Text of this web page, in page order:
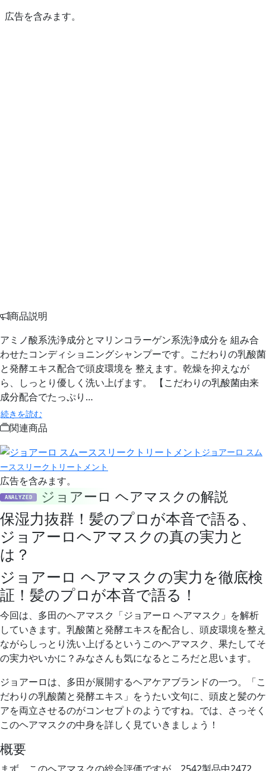
広告を含みます。
商品説明
アミノ酸系洗浄成分とマリンコラーゲン系洗浄成分を 組み合
わせたコンディショニングシャンプーです。こだわりの乳酸菌
と発酵エキス配合で頭皮環境を 整えます。乾燥を抑えなが
ら、しっとり優しく洗い上げます。 【こだわりの乳酸菌由来
成分配合でたっぷり…
続きを読む
関連商品
ジョアーロ スム
ーススリークトリートメント
広告を含みます。
ANALYZED ジョアーロ ヘアマスクの解説
保湿力抜群！髪のプロが本音で語る、
ジョアーロヘアマスクの真の実力と
は？
ジョアーロ ヘアマスクの実力を徹底検
証！髪のプロが本音で語る！
今回は、多田のヘアマスク「ジョアーロ ヘアマスク」を解析
していきます。乳酸菌と発酵エキスを配合し、頭皮環境を整え
ながらしっとり洗い上げるというこのヘアマスク、果たしてそ
の実力やいかに？みなさんも気になるところだと思います。
ジョアーロは、多田が展開するヘアケアブランドの一つ。「こ
だわりの乳酸菌と発酵エキス」をうたい文句に、頭皮と髪のケ
アを両立させるのがコンセプトのようですね。では、さっそく
このヘアマスクの中身を詳しく見ていきましょう！
概要